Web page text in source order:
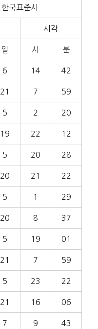
한국표준시
시각
일 시 분
6 14 42
21 7 59
5 2 20
19 22 12
5 20 28
20 21 22
5 1 29
20 8 37
5 19 01
21 7 59
5 23 22
21 16 06
7 9 43